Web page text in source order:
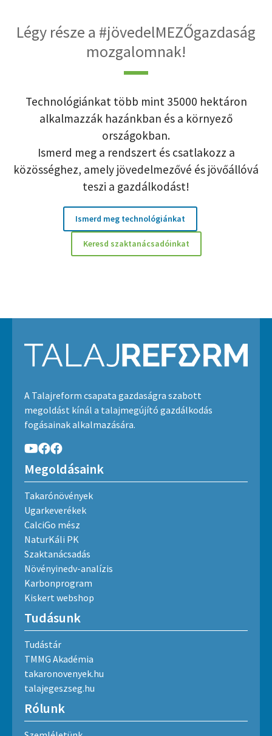
Légy része a #jövedelMEZŐgazdaság
mozgalomnak!
Technológiánkat több mint 35000 hektáron
alkalmazzák hazánkban és a környező
országokban.
Ismerd meg a rendszert és csatlakozz a
közösséghez, amely jövedelmezővé és jövőállóvá
teszi a gazdálkodást!
Ismerd meg technológiánkat
Keresd szaktanácsadóinkat
A Talajreform csapata gazdaságra szabott
megoldást kínál a talajmegújító gazdálkodás
fogásainak alkalmazására.
Megoldásaink
Takarónövények
Ugarkeverékek
CalciGo mész
NaturKáli PK
Szaktanácsadás
Növényinedv-analízis
Karbonprogram
Kiskert webshop
Tudásunk
Tudástár
TMMG Akadémia
takaronovenyek.hu
talajegeszseg.hu
Rólunk